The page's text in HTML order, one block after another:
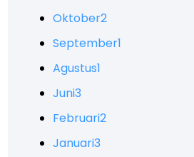
Oktober2
September1
Agustus1
Juni3
Februari2
Januari3